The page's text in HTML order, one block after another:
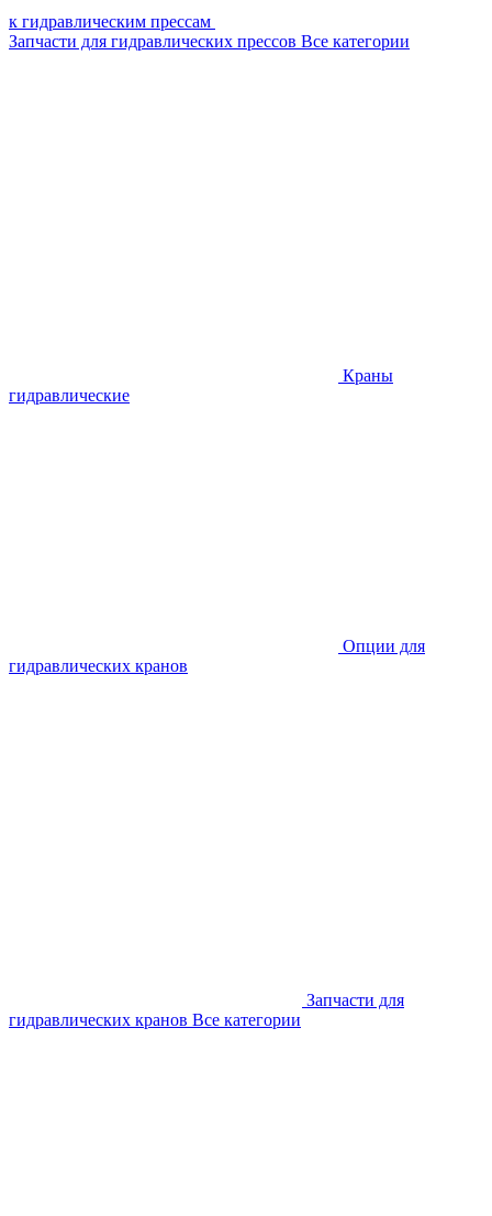
к гидравлическим прессам
Запчасти для гидравлических прессов Все категории
Краны
гидравлические
Опции для
гидравлических кранов
Запчасти для
гидравлических кранов Все категории